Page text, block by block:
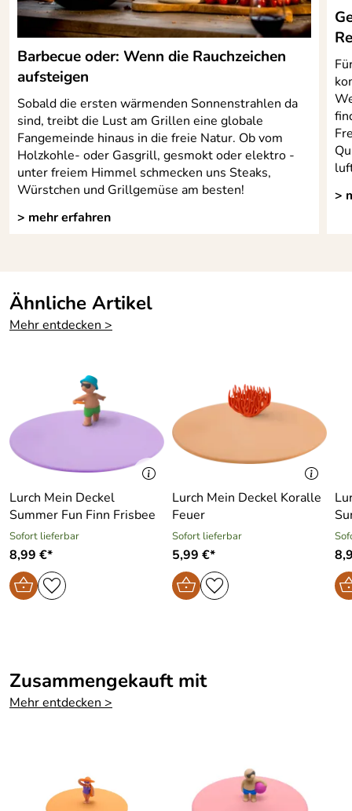
tral,
obstsäurebestä
ndig:
geeignet, da Kleinteile
verschluckt werden können
Barbecue oder: Wenn die Rauchzeichen
aufsteigen
Sobald die ersten wärmenden Sonnenstrahlen da
sind, treibt die Lust am Grillen eine globale
Fangemeinde hinaus in die freie Natur. Ob vom
Holzkohle- oder Gasgrill, gesmokt oder elektro -
unter freiem Himmel schmecken uns Steaks,
Würstchen und Grillgemüse am besten!
> mehr erfahren
>
Ähnliche Artikel
Mehr entdecken >
Lurch Mein Deckel
Summer Fun Finn Frisbee
Sofort lieferbar
8,99 €*
Lurch Mein Deckel Koralle
Feuer
Sofort lieferbar
5,99 €*
Zusammengekauft mit
Mehr entdecken >